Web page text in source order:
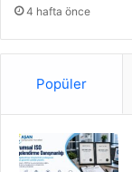
n 4 hafta önce
Popüler